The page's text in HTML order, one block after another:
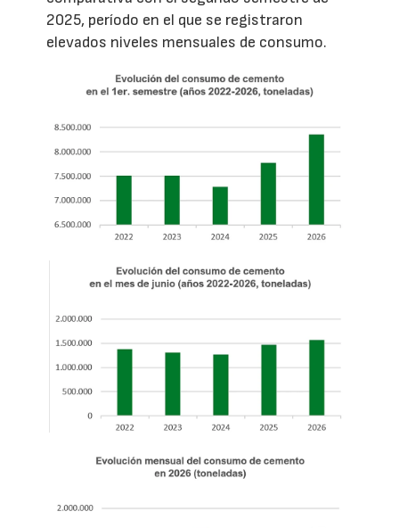
2025, período en el que se registraron
elevados niveles mensuales de consumo.